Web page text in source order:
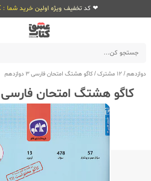
❤ کد تخفیف ویژه اولین خرید شما : KLC ❤
دوازدهم/ 12 مشترک /کاگو هشتگ امتحان فارسی 3 دوازدهم
کاگو هشتگ امتحان فارسی 3 دوازدهم